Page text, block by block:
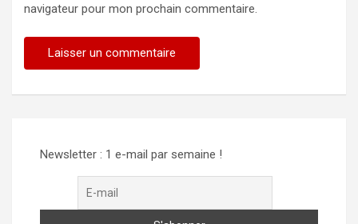
navigateur pour mon prochain commentaire.
Newsletter : 1 e-mail par semaine !